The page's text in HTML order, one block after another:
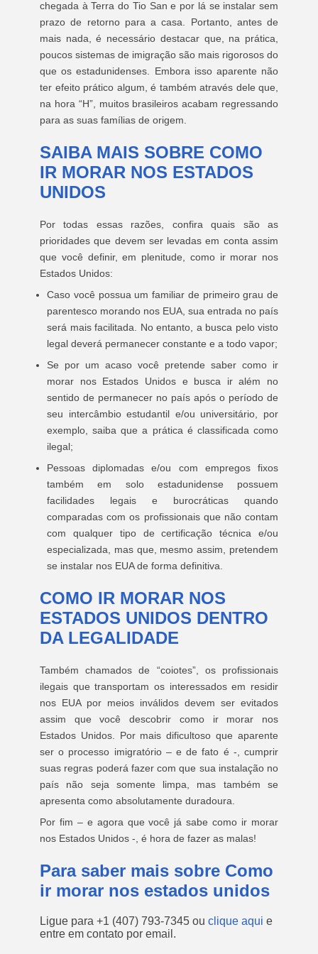
chegada à Terra do Tio San e por lá se instalar sem
prazo de retorno para a casa. Portanto, antes de
mais nada, é necessário destacar que, na prática,
poucos sistemas de imigração são mais rigorosos do
que os estadunidenses. Embora isso aparente não
ter efeito prático algum, é também através dele que,
na hora “H”, muitos brasileiros acabam regressando
para as suas famílias de origem.
SAIBA MAIS SOBRE COMO
IR MORAR NOS ESTADOS
UNIDOS
Por todas essas razões, confira quais são as
prioridades que devem ser levadas em conta assim
que você definir, em plenitude, como ir morar nos
Estados Unidos:
Caso você possua um familiar de primeiro grau de
parentesco morando nos EUA, sua entrada no país
será mais facilitada. No entanto, a busca pelo visto
legal deverá permanecer constante e a todo vapor;
Se por um acaso você pretende saber como ir
morar nos Estados Unidos e busca ir além no
sentido de permanecer no país após o período de
seu intercâmbio estudantil e/ou universitário, por
exemplo, saiba que a prática é classificada como
ilegal;
Pessoas diplomadas e/ou com empregos fixos
também em solo estadunidense possuem
facilidades legais e burocráticas quando
comparadas com os profissionais que não contam
com qualquer tipo de certificação técnica e/ou
especializada, mas que, mesmo assim, pretendem
se instalar nos EUA de forma definitiva.
COMO IR MORAR NOS
ESTADOS UNIDOS DENTRO
DA LEGALIDADE
Também chamados de “coiotes”, os profissionais
ilegais que transportam os interessados em residir
nos EUA por meios inválidos devem ser evitados
assim que você descobrir como ir morar nos
Estados Unidos. Por mais dificultoso que aparente
ser o processo imigratório – e de fato é -, cumprir
suas regras poderá fazer com que sua instalação no
país não seja somente limpa, mas também se
apresenta como absolutamente duradoura.
Por fim – e agora que você já sabe como ir morar
nos Estados Unidos -, é hora de fazer as malas!
Para saber mais sobre Como
ir morar nos estados unidos
Ligue para +1 (407) 793-7345 ou clique aqui e
entre em contato por email.